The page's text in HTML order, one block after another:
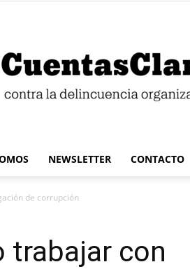
NEWSLETTER CONTACTO
de corrupción
trabajar con